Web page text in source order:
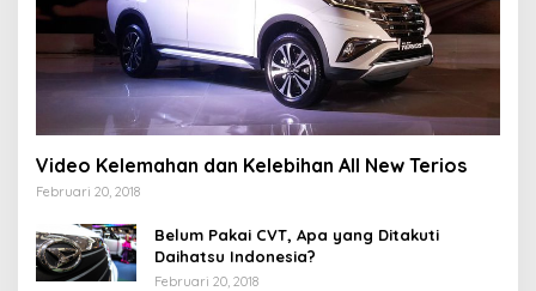
Video Kelemahan dan Kelebihan All New Terios
Februari 20, 2018
Belum Pakai CVT, Apa yang Ditakuti
Daihatsu Indonesia?
Februari 20, 2018